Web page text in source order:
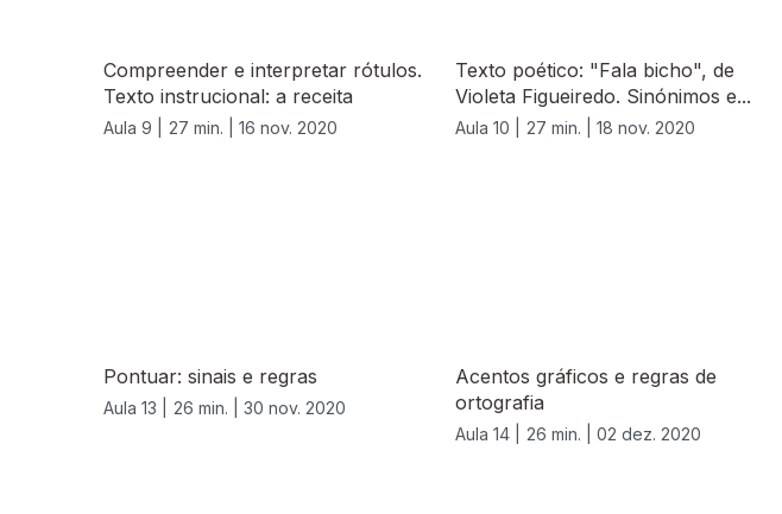
Compreender e interpretar rótulos.
Texto instrucional: a receita
Aula 9 | 27 min. | 16 nov. 2020
Texto poético: "Fala bicho", de
Violeta Figueiredo. Sinónimos e...
Aula 10 | 27 min. | 18 nov. 2020
Pontuar: sinais e regras
Aula 13 | 26 min. | 30 nov. 2020
Acentos gráficos e regras de
ortografia
Aula 14 | 26 min. | 02 dez. 2020